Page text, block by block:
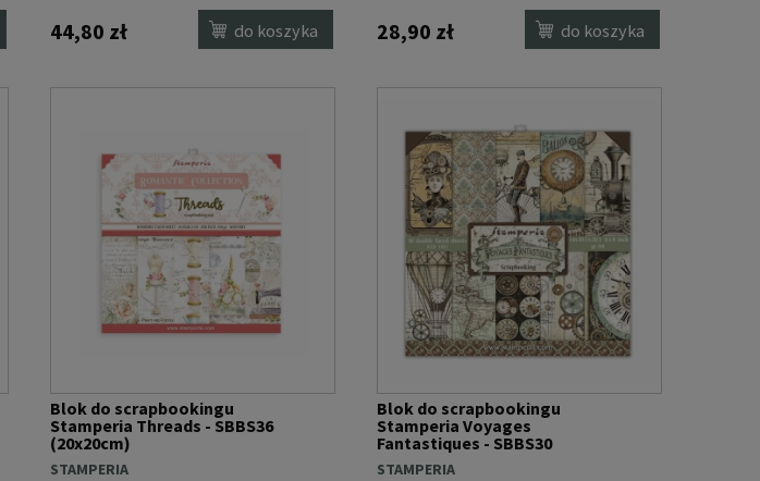
44,80 zł do koszyka 28,90 zł do koszyka
Blok do scrapbookingu
Stamperia Threads - SBBS36
(20x20cm)
STAMPERIA
Blok do scrapbookingu
Stamperia Voyages
Fantastiques - SBBS30
(20x20cm)
STAMPERIA